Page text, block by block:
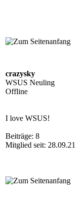
crazysky
WSUS Neuling
Offline
I love WSUS!
Beiträge: 8
Mitglied seit: 28.09.21